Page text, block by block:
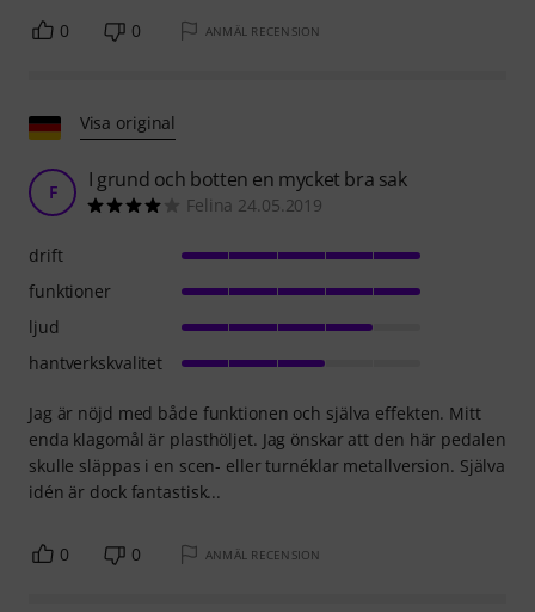
0 0 ANMÄL RECENSION
Visa original
F I grund och botten en mycket bra sak
Felina 24.05.2019
Jag är nöjd med både funktionen och själva effekten. Mitt
enda klagomål är plasthöljet. Jag önskar att den här pedalen
skulle släppas i en scen- eller turnéklar metallversion. Själva
idén är dock fantastisk...
drift
funktioner
ljud
hantverkskvalitet
0 0 ANMÄL RECENSION